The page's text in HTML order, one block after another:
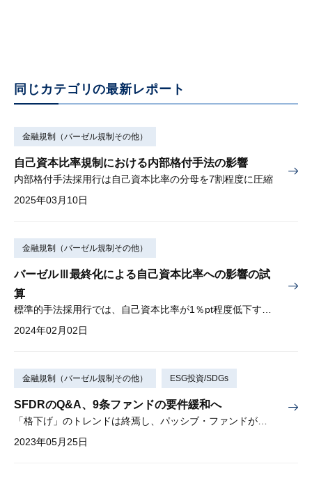
同じカテゴリの最新レポート
金融規制（バーゼル規制その他）
自己資本比率規制における内部格付手法の影響
内部格付手法採用行は自己資本比率の分母を7割程度に圧縮
2025年03月10日
金融規制（バーゼル規制その他）
バーゼルⅢ最終化による自己資本比率への影響の試
算
標準的手法採用行では、自己資本比率が1％pt程度低下する可能性
2024年02月02日
金融規制（バーゼル規制その他） ESG投資/SDGs
SFDRのQ&A、9条ファンドの要件緩和へ
2023年05月25日